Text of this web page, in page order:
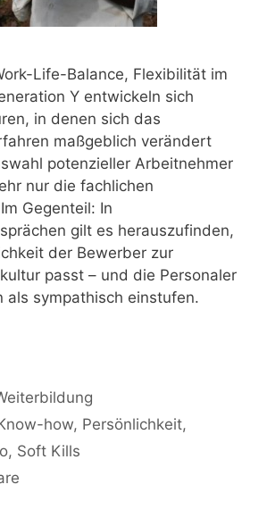
Life-Balance, Flexibilität im
Y entwickeln sich
in denen sich das
maßgeblich verändert
potenzieller Arbeitnehmer
nur die fachlichen
Gegenteil: In
gilt es herauszufinden,
der Bewerber zur
passt – und die Personaler
als sympathisch einstufen.
how, Persönlichkeit,
, Soft Kills